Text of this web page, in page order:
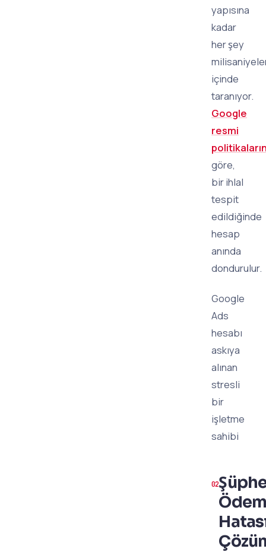
yapısına
kadar
her şey
içinde
taranıyor.
Google
resmi
göre,
bir ihlal
tespit
edildiğinde
hesap
anında
dondurulur.
Google
Ads
hesabı
askıya
alınan
stresli
bir
işletme
sahibi